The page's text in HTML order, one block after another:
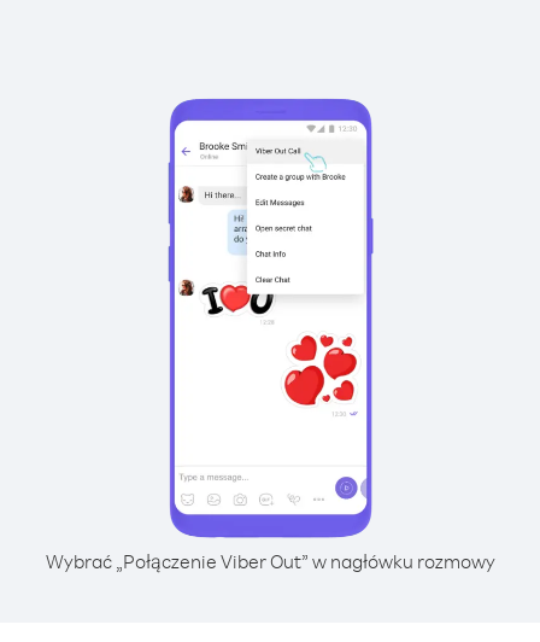
Wybrać „Połączenie Viber Out” w nagłówku rozmowy